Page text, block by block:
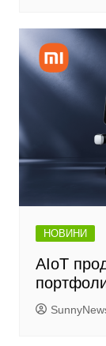
НОВИНИ
AIoT